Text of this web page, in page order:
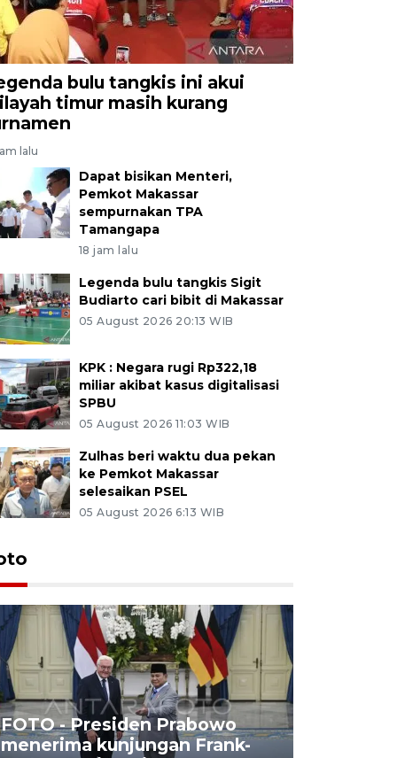
bulu tangkis ini akui
timur masih kurang
lalu
Dapat bisikan Menteri,
Pemkot Makassar
sempurnakan TPA
Tamangapa
18 jam lalu
Legenda bulu tangkis Sigit
Budiarto cari bibit di Makassar
05 August 2026 20:13 WIB
KPK : Negara rugi Rp322,18
miliar akibat kasus digitalisasi
SPBU
05 August 2026 11:03 WIB
Zulhas beri waktu dua pekan
ke Pemkot Makassar
selesaikan PSEL
05 August 2026 6:13 WIB
FOTO - Presiden Prabowo
menerima kunjungan Frank-